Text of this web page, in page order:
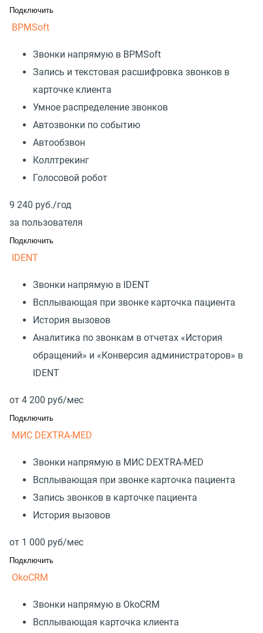
Подключить
BPMSoft
Звонки напрямую в BPMSoft
Запись и текстовая расшифровка звонков в
карточке клиента
Умное распределение звонков
Автозвонки по событию
Автообзвон
Коллтрекинг
Голосовой робот
9 240 руб./год
за пользователя
Подключить
IDENT
Звонки напрямую в IDENT
Всплывающая при звонке карточка пациента
История вызовов
Аналитика по звонкам в отчетах «История
обращений» и «Конверсия администраторов» в
IDENT
от 4 200 руб/мес
Подключить
МИС DEXTRA-MED
Звонки напрямую в МИС DEXTRA-MED
Всплывающая при звонке карточка пациента
Запись звонков в карточке пациента
История вызовов
от 1 000 руб/мес
Подключить
OkoCRM
Звонки напрямую в OkoCRM
Всплывающая карточка клиента